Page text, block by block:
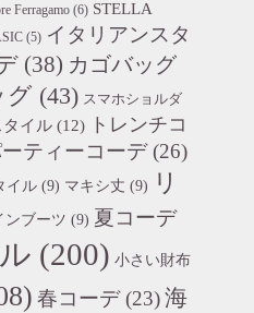
Ferragamo (6) STELLA
(5) イタリアンスタ
(38) カゴバッグ
グ (43) スマホショルダ
イル (12)
トレンチコ
ティーコーデ(26)
イル (9) マキシ丈 (9)
リ
ンブーツ (9) 夏コーデ
(200) 小さい財布
春コーデ(23)海